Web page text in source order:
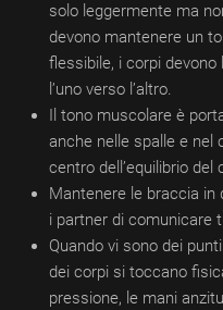
solo leggermente ma
devono mantenere un
flessibile, i corpi
l’uno verso l’altro.
Il tono muscolare è
anche nelle spalle e nel
centro dell’equilibrio del
Mantenere le braccia in
i partner di comunicare
Quando vi sono dei
dei corpi si toccano
pressione, le mani